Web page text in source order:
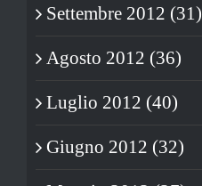
Settembre 2012 (31)
Agosto 2012 (36)
Luglio 2012 (40)
Giugno 2012 (32)